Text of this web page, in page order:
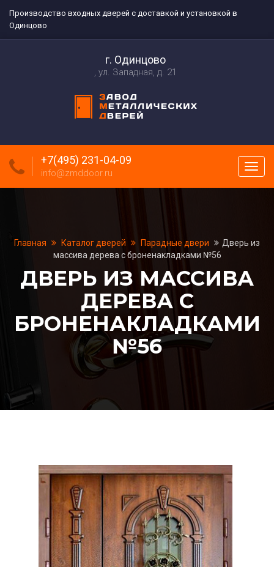
Производство входных дверей с доставкой и установкой в
Одинцово
г. Одинцово
ул. Западная, д. 21
меню
+7(495) 231-04-09
info@zmddoor.ru
Главная Каталог дверей Парадные двери
Дверь из
массива дерева с броненакладками №56
ДВЕРЬ ИЗ МАССИВА
ДЕРЕВА С
БРОНЕНАКЛАДКАМИ
№56